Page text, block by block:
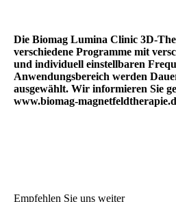
Die Biomag Lumina Clinic 3D-
verschiedene Programme mit
und individuell einstellbaren
Anwendungsbereich werden
ausgewählt. Wir informieren Sie
www.biomag-
Empfehlen Sie uns weiter